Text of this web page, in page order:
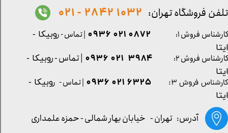
کارشناس فروش ۳: ۶۳۲۵ ۰۲۱ ۰۹۳۶ | تماس - روبیکا -
ایتا
آدرس: تهران - خیابان بهار شمالی - حمزه علمداری
تلفن فروشگاه تهران: 1032 2842 - 021
کارشناس فروش ۱: 0872 021 0936 | تماس - روبیکا -
ایتا
کارشناس فروش ۲:
۳۹۸۴ ۰۲۱ ۰۹۳۶ | تماس - روبیکا -
ایتا